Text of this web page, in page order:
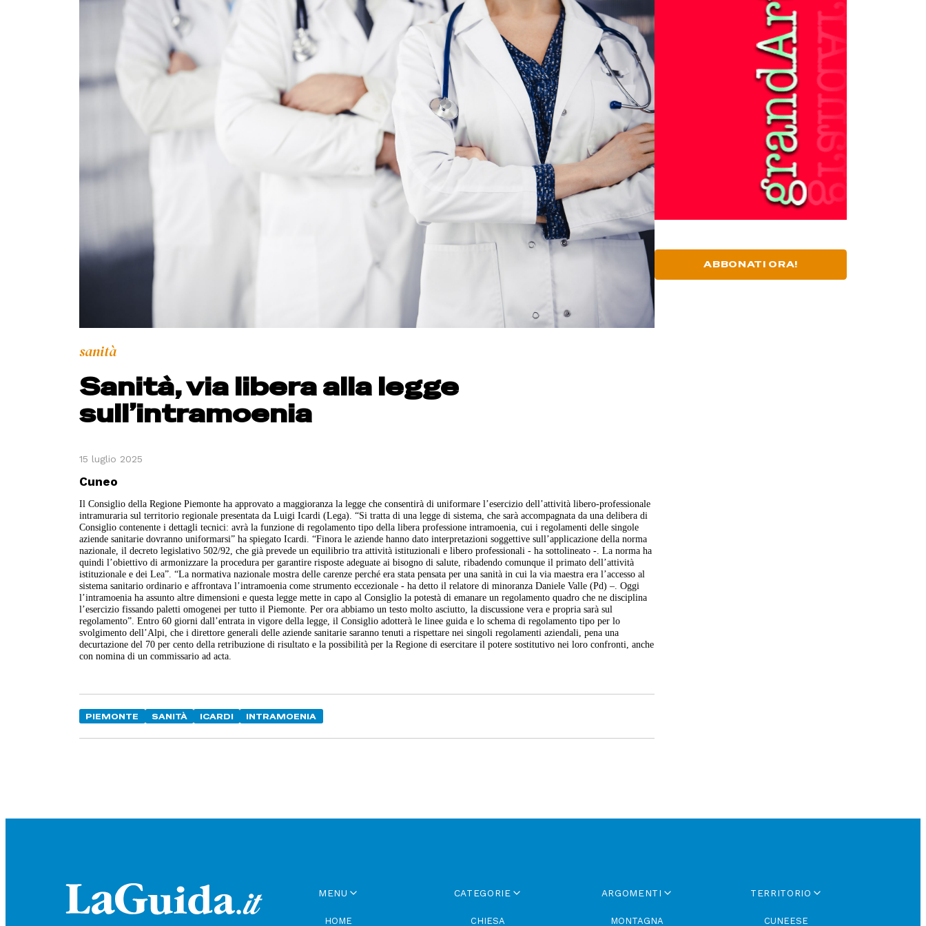
sanità
Sanità, via libera alla legge
sull’intramoenia
15 luglio 2025
Cuneo
Il Consiglio della Regione Piemonte ha approvato a maggioranza la legge che consentirà di uniformare l’esercizio dell’attività libero-professionale
intramuraria sul territorio regionale presentata da Luigi Icardi (Lega). “Si tratta di una legge di sistema, che sarà accompagnata da una delibera di
Consiglio contenente i dettagli tecnici: avrà la funzione di regolamento tipo della libera professione intramoenia, cui i regolamenti delle singole
aziende sanitarie dovranno uniformarsi” ha spiegato Icardi. “Finora le aziende hanno dato interpretazioni soggettive sull’applicazione della norma
nazionale, il decreto legislativo 502/92, che già prevede un equilibrio tra attività istituzionali e libero professionali - ha sottolineato -. La norma ha
quindi l’obiettivo di armonizzare la procedura per garantire risposte adeguate ai bisogno di salute, ribadendo comunque il primato dell’attività
istituzionale e dei Lea”. “La normativa nazionale mostra delle carenze perché era stata pensata per una sanità in cui la via maestra era l’accesso al
sistema sanitario ordinario e affrontava l’intramoenia come strumento eccezionale - ha detto il relatore di minoranza Daniele Valle (Pd) –. Oggi
l’intramoenia ha assunto altre dimensioni e questa legge mette in capo al Consiglio la potestà di emanare un regolamento quadro che ne disciplina
l’esercizio fissando paletti omogenei per tutto il Piemonte. Per ora abbiamo un testo molto asciutto, la discussione vera e propria sarà sul
regolamento”. Entro 60 giorni dall’entrata in vigore della legge, il Consiglio adotterà le linee guida e lo schema di regolamento tipo per lo
svolgimento dell’Alpi, che i direttore generali delle aziende sanitarie saranno tenuti a rispettare nei singoli regolamenti aziendali, pena una
decurtazione del 70 per cento della retribuzione di risultato e la possibilità per la Regione di esercitare il potere sostitutivo nei loro confronti, anche
con nomina di un commissario ad acta.
PIEMONTE SANITÀ ICARDI INTRAMOENIA
ABBONATI ORA!
MENU
HOME
CATEGORIE
CHIESA
ARGOMENTI
MONTAGNA
TERRITORIO
CUNEESE